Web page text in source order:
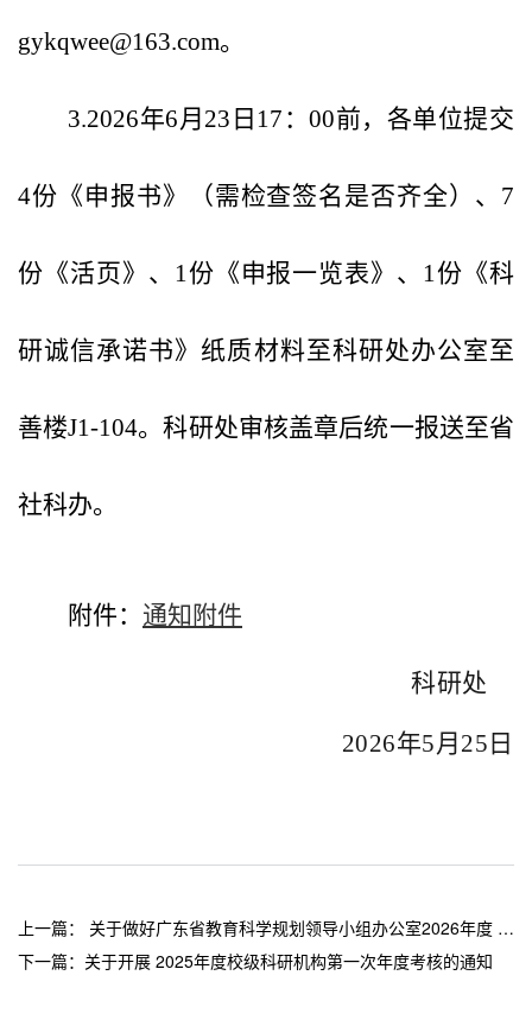
gykqwee@163.com。
3.2026年6月23日17：00前，各单位提交
4份《申报书》（需检查签名是否齐全）、7
份《活页》、1份《申报一览表》、1份《科
研诚信承诺书》纸质材料至科研处办公室至
善楼J1-104。科研处审核盖章后统一报送至省
社科办。
附件： 通知附件
科研处
2026年5月25日
上一篇： 关于做好广东省教育科学规划领导小组办公室2026年度 教育科学规划项目（高等教育专项）申报工作的通知
下一篇： 关于开展 2025年度校级科研机构第一次年度考核的通知